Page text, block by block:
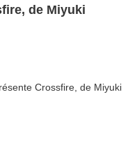
de Miyuki